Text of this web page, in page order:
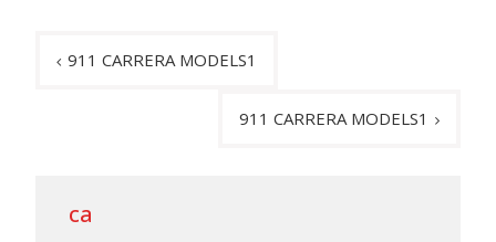
911 CARRERA MODELS1
911 CARRERA MODELS1
ca